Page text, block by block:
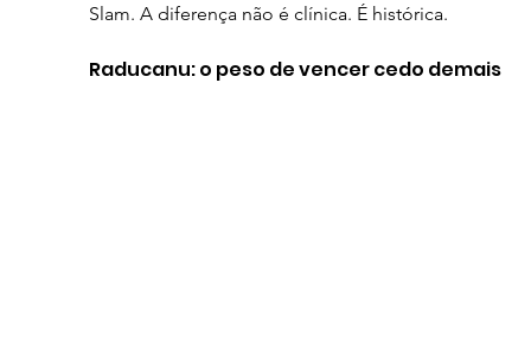
Slam. A diferença não é clínica. É histórica.
Raducanu: o peso de vencer cedo demais